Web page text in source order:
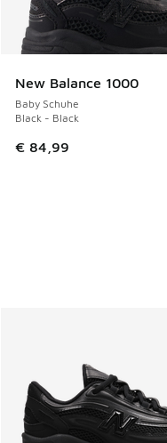
New Balance 1000
Baby Schuhe
Black - Black
€ 84,99